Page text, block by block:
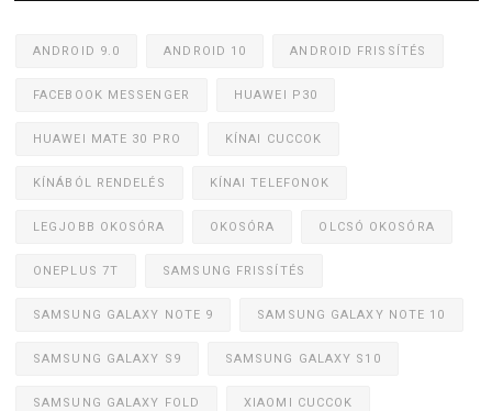
ANDROID 9.0 ANDROID 10 ANDROID FRISSÍTÉS
FACEBOOK MESSENGER HUAWEI P30
HUAWEI MATE 30 PRO KÍNAI CUCCOK
KÍNÁBÓL RENDELÉS KÍNAI TELEFONOK
LEGJOBB OKOSÓRA OKOSÓRA OLCSÓ OKOSÓRA
ONEPLUS 7T SAMSUNG FRISSÍTÉS
SAMSUNG GALAXY NOTE 9 SAMSUNG GALAXY NOTE 10
SAMSUNG GALAXY S9 SAMSUNG GALAXY S10
SAMSUNG GALAXY FOLD XIAOMI CUCCOK